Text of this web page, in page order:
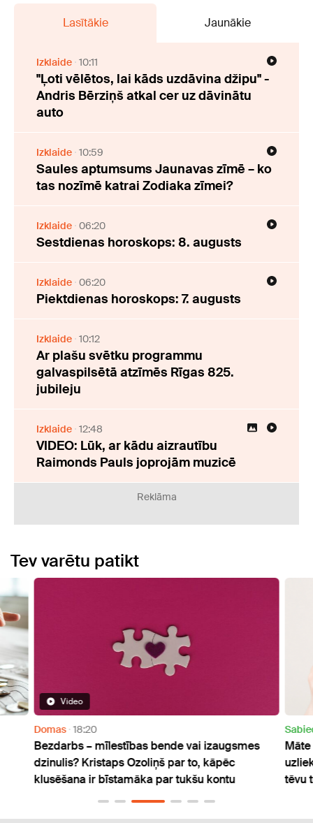
Lasītākie Jaunākie
Izklaide 10:11
"Ļoti vēlētos, lai kāds uzdāvina džipu" -
Andris Bērziņš atkal cer uz dāvinātu
auto
Izklaide 10:59
Saules aptumsums Jaunavas zīmē – ko
tas nozīmē katrai Zodiaka zīmei?
Izklaide 06:20
Sestdienas horoskops: 8. augusts
Izklaide 06:20
Piektdienas horoskops: 7. augusts
Izklaide 10:12
Ar plašu svētku programmu
galvaspilsētā atzīmēs Rīgas 825.
jubileju
Izklaide 12:48
VIDEO: Lūk, ar kādu aizrautību
Raimonds Pauls joprojām muzicē
Reklāma
Tev varētu patikt
bende vai izaugsmes
Ozoliņš par to, kāpēc
par tukšu kontu
Māte iestāstījusi bērnam,
uzliek pienākumu reizi
tēvu tomēr informēt